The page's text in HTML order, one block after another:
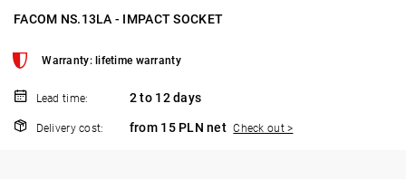
FACOM NS.13LA - IMPACT SOCKET
Warranty: lifetime warranty
Lead time: 2 to 12 days
Delivery cost: from 15 PLN net Check out >